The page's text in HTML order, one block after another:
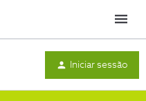
Menu
Iniciar sessão